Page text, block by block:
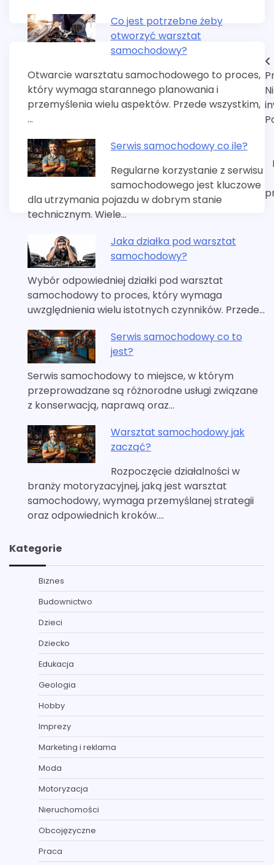
Co jest potrzebne żeby
otworzyć warsztat
samochodowy?
Otwarcie warsztatu samochodowego to proces,
który wymaga starannego planowania i
przemyślenia wielu aspektów. Przede wszystkim,
…
Serwis samochodowy co ile?
Regularne korzystanie z serwisu
samochodowego jest kluczowe
dla utrzymania pojazdu w dobrym stanie
technicznym. Wiele…
Jaka działka pod warsztat
samochodowy?
Wybór odpowiedniej działki pod warsztat
samochodowy to proces, który wymaga
uwzględnienia wielu istotnych czynników. Przede…
Serwis samochodowy co to
jest?
Serwis samochodowy to miejsce, w którym
przeprowadzane są różnorodne usługi związane
z konserwacją, naprawą oraz…
Warsztat samochodowy jak
zacząć?
Rozpoczęcie działalności w
branży motoryzacyjnej, jaką jest warsztat
samochodowy, wymaga przemyślanej strategii
oraz odpowiednich kroków.…
wpisu
Kategorie
Biznes
Budownictwo
Dzieci
Dziecko
Edukacja
Geologia
Hobby
Imprezy
Marketing i reklama
Moda
Motoryzacja
Nieruchomości
Obcojęzyczne
Praca